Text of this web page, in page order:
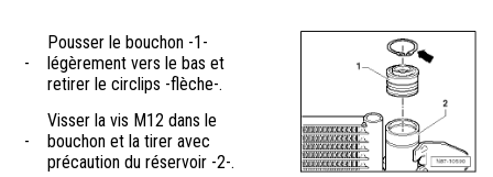
-
Pousser le bouchon -1-
légèrement vers le bas et
retirer le circlips -flèche-.
-
Visser la vis M12 dans le
bouchon et la tirer avec
précaution du réservoir -2-.